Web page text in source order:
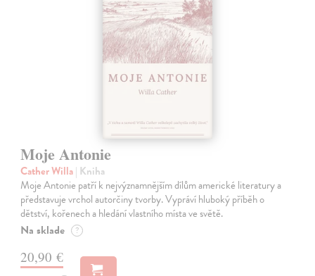
Moje Antonie
Cather Willa| Kniha
Moje Antonie patří k nejvýznamnějším dílům americké literatury a
představuje vrchol autorčiny tvorby. Vypráví hluboký příběh o
dětství, kořenech a hledání vlastního místa ve světě.
Na sklade ?
20,90 €